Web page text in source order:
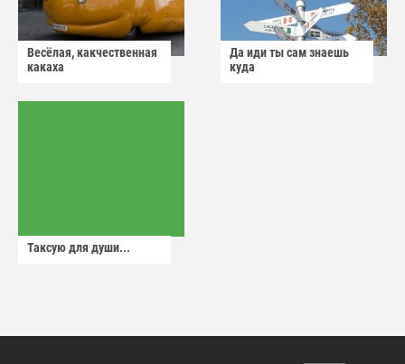
Весёлая, какчественная
какаха
Да иди ты сам знаешь
куда
Таксую для души...